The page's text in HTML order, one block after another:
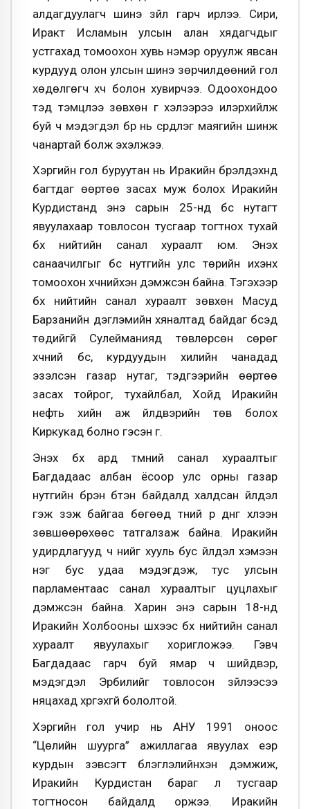
алдагдуулагч шинэ зүйл гарч ирлээ. Сири,
Иракт Исламын улсын алан хядагчдыг
устгахад томоохон хувь нэмэр оруулж явсан
курдууд олон улсын шинэ зөрчилдөөний гол
хөдөлгөгч хүч болон хувирчээ. Одоохондоо
тэд тэмцлээ зөвхөн үг хэлээрээ илэрхийлж
буй ч мэдэгдэл бүр нь сүрдүүлэг маягийн шинж
чанартай болж эхэлжээ.
Хэргийн гол буруутан нь Иракийн бүрэлдэхүүнд
багтдаг өөртөө засах муж болох Иракийн
Курдистанд энэ сарын 25-нд бүс нутагт
явуулахаар товлосон тусгаар тогтнох тухай
бүх нийтийн санал хураалт юм. Энэхүү
санаачилгыг бүс нутгийн улс төрийн ихэнх
томоохон хүчнийхэн дэмжсэн байна. Тэгэхээр
бүх нийтийн санал хураалт зөвхөн Масуд
Барзанийн дэглэмийн хяналтад байдаг бүсэд
төдийгүй Сулейманияд төвлөрсөн сөрөг
хүчний бүс, курдуудын хилийн чанадад
эзэлсэн газар нутаг, тэдгээрийн өөртөө
засах тойрог, тухайлбал, Хойд Иракийн
нефть хийн аж үйлдвэрийн төв болох
Киркукад болно гэсэн үг.
Энэхүү бүх ард түмний санал хураалтыг
Багдадаас албан ёсоор улс орны газар
нутгийн бүрэн бүтэн байдалд халдсан үйлдэл
гэж үзэж байгаа бөгөөд түүний үр дүнг хүлээн
зөвшөөрөхөөс татгалзаж байна. Иракийн
удирдлагууд ч үүнийг хууль бус үйлдэл хэмээн
нэг бус удаа мэдэгдэж, тус улсын
парламентаас санал хураалтыг цуцлахыг
дэмжсэн байна. Харин энэ сарын 18-нд
Иракийн Холбооны шүүхээс бүх нийтийн санал
хураалт явуулахыг хоригложээ. Гэвч
Багдадаас гарч буй ямар ч шийдвэр,
мэдэгдэл Эрбилийг товлосон зүйлээсээ
няцахад хүргэхгүй бололтой.
Хэргийн гол учир нь АНУ 1991 оноос
“Цөлийн шуурга” ажиллагаа явуулах үеэр
курдын зэвсэгт бүлэглэлийнхэн дэмжиж,
Иракийн Курдистан бараг л тусгаар
тогтносон байдалд оржээ. Иракийн